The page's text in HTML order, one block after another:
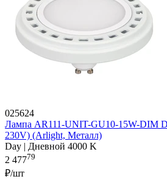
025624
Лампа AR111-UNIT-GU10-15W-DIM
230V) (Arlight, Металл)
Day | Дневной 4000 K
2 47779
₽/шт